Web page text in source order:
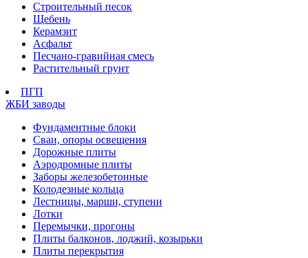
Строительный песок
Щебень
Керамзит
Асфальт
Песчано-гравийная смесь
Растительный грунт
ПГП
ЖБИ заводы
Фундаментные блоки
Сваи, опоры освещения
Дорожные плиты
Аэродромные плиты
Заборы железобетонные
Колодезные кольца
Лестницы, марши, ступени
Лотки
Перемычки, прогоны
Плиты балконов, лоджий, козырьки
Плиты перекрытия